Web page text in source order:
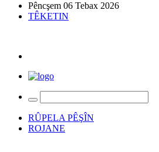
Pêncşem 06 Tebax 2026
TÊKETIN
RÛPELA PÊŞÎN
ROJANE